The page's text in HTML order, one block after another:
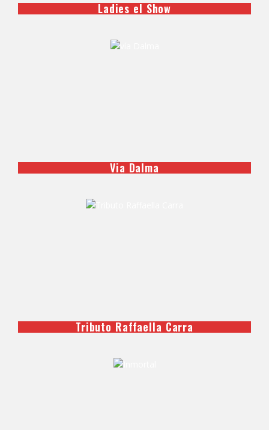
Ladies el Show
Via Dalma
Tributo Raffaella Carra